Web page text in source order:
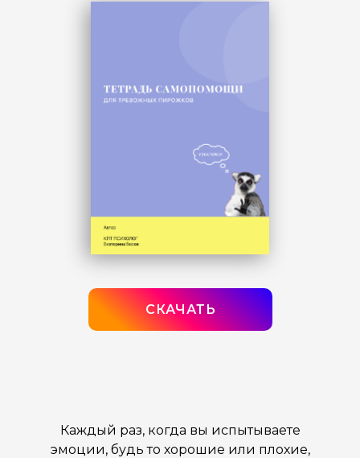
СКАЧАТЬ
Каждый раз, когда вы испытываете
эмоции, будь то хорошие или плохие,